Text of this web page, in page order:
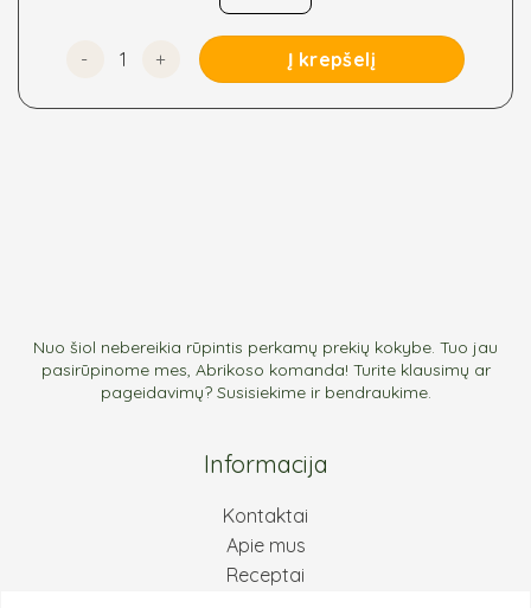
produkto kiekis: Uogų assorti Premium, 250 g
Į krepšelį
Nuo šiol nebereikia rūpintis perkamų prekių kokybe. Tuo jau
pasirūpinome mes, Abrikoso komanda! Turite klausimų ar
pageidavimų? Susisiekime ir bendraukime.
Informacija
Kontaktai
Apie mus
Receptai